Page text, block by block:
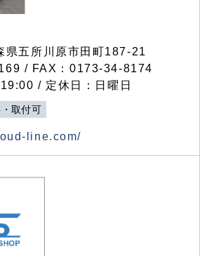
五所川原市田町187-21
/ FAX：0173-34-8174
/ 定休日：日曜日
取付可
line.com/